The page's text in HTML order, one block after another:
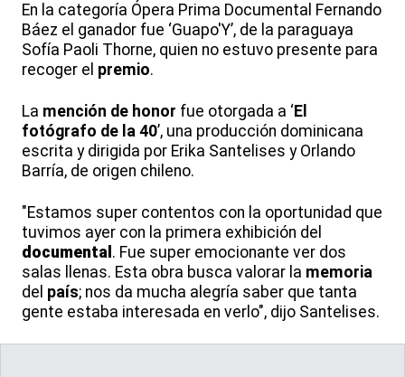
En la categoría Ópera Prima Documental Fernando
Báez el ganador fue ‘Guapo'Y’, de la paraguaya
Sofía Paoli Thorne, quien no estuvo presente para
recoger el premio.
La mención de honor fue otorgada a ‘ El
fotógrafo de la 40’, una producción dominicana
escrita y dirigida por Erika Santelises y Orlando
Barría, de origen chileno.
"Estamos super contentos con la oportunidad que
tuvimos ayer con la primera exhibición del
documental . Fue super emocionante ver dos
salas llenas. Esta obra busca valorar la memoria
del país; nos da mucha alegría saber que tanta
gente estaba interesada en verlo", dijo Santelises.